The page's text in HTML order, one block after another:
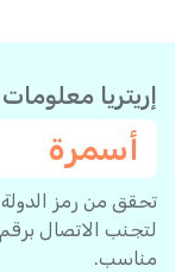
إريتريا
أسمرة
تحقق من رمز الدولة
لتجنب الاتصال
مناسب.